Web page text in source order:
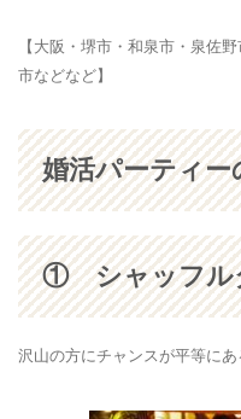
【大阪・堺市・和泉市・泉佐
市などなど】
婚活パーティー
① シャッフル
沢山の方にチャンスが平等に